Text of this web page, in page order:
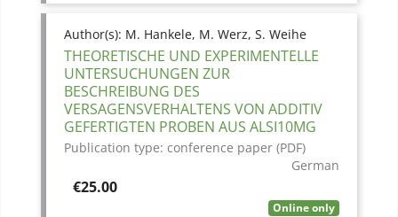
Author(s): M. Hankele, M. Werz, S. Weihe
THEORETISCHE UND EXPERIMENTELLE
UNTERSUCHUNGEN ZUR
BESCHREIBUNG DES
VERSAGENSVERHALTENS VON ADDITIV
GEFERTIGTEN PROBEN AUS ALSI10MG
Publication type: conference paper (PDF)
German
Price
€25.00
Online only